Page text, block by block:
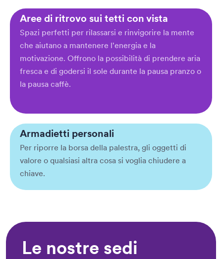
Aree di ritrovo sui tetti con vista
Spazi perfetti per rilassarsi e rinvigorire la mente
che aiutano a mantenere l'energia e la
motivazione. Offrono la possibilità di prendere aria
fresca e di godersi il sole durante la pausa pranzo o
la pausa caffè.
Armadietti personali
Per riporre la borsa della palestra, gli oggetti di
valore o qualsiasi altra cosa si voglia chiudere a
chiave.
Le nostre sedi